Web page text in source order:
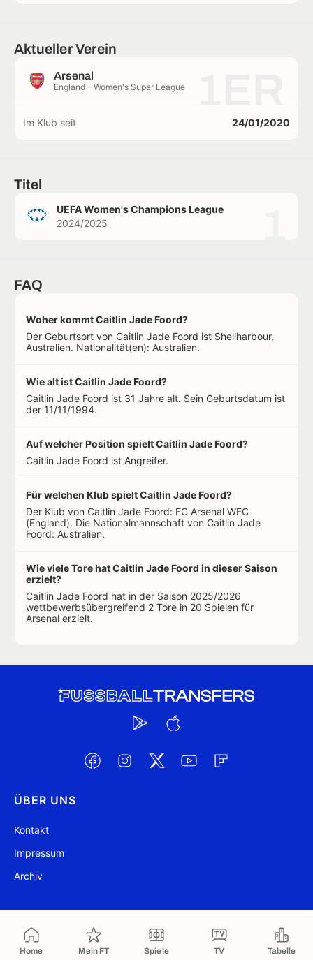
Home Mein FT Spiele TV Tabelle
Aktueller Verein
Arsenal
England – Women's Super League
Im Klub seit 24/01/2020
Titel
UEFA Women's Champions League
2024/2025
FAQ
Woher kommt Caitlin Jade Foord?
Der Geburtsort von Caitlin Jade Foord ist Shellharbour,
Australien. Nationalität(en): Australien.
Wie alt ist Caitlin Jade Foord?
Caitlin Jade Foord ist 31 Jahre alt. Sein Geburtsdatum ist
der 11/11/1994.
Auf welcher Position spielt Caitlin Jade Foord?
Caitlin Jade Foord ist Angreifer.
Für welchen Klub spielt Caitlin Jade Foord?
Der Klub von Caitlin Jade Foord: FC Arsenal WFC
(England). Die Nationalmannschaft von Caitlin Jade
Foord: Australien.
Wie viele Tore hat Caitlin Jade Foord in dieser Saison
erzielt?
Caitlin Jade Foord hat in der Saison 2025/2026
wettbewerbsübergreifend 2 Tore in 20 Spielen für
Arsenal erzielt.
ÜBER UNS
Kontakt
Impressum
Archiv
In die Zwischenablage kopiert